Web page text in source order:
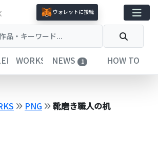
ウォレットに接続
WORKS NEWS 1 HOW TO
PNG 靴磨き職人の机